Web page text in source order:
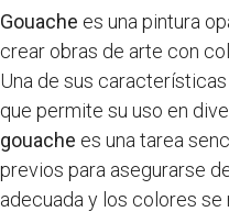
Gouache es una pintura
crear obras de arte con
Una de sus
que permite su uso en
gouache es una tarea
previos para asegurarse
adecuada y los colores